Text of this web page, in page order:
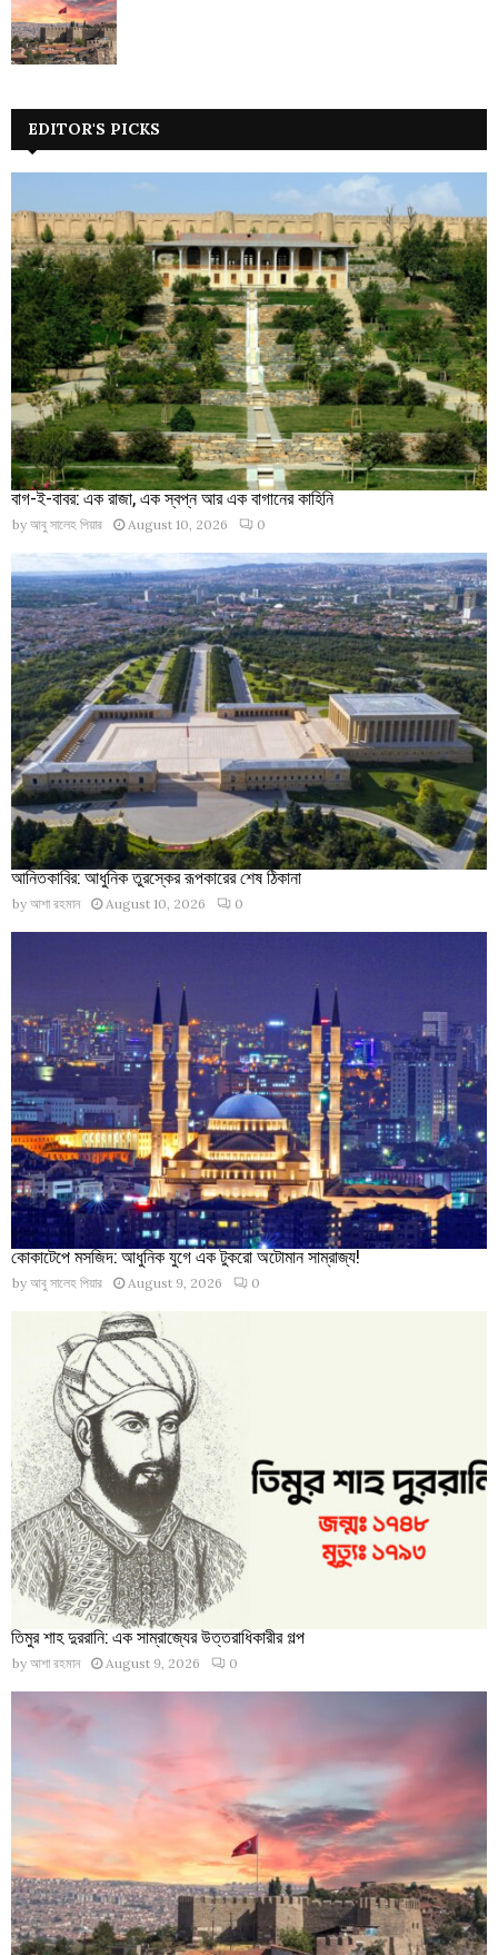
EDITOR'S PICKS
বাগ-ই-বাবর: এক রাজা, এক স্বপ্ন আর এক বাগানের কাহিনি
by আবু সালেহ পিয়ার August 10, 2026 0
আনিতকাবির: আধুনিক তুরস্কের রূপকারের শেষ ঠিকানা
by আশা রহমান August 10, 2026 0
কোকাটেপে মসজিদ: আধুনিক যুগে এক টুকরো অটোমান সাম্রাজ্য!
by আবু সালেহ পিয়ার August 9, 2026 0
তিমুর শাহ দুররানি: এক সাম্রাজ্যের উত্তরাধিকারীর গল্প
by আশা রহমান August 9, 2026 0